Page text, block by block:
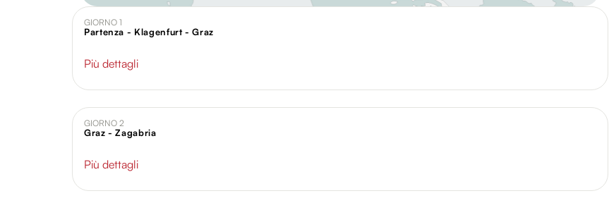
GIORNO 1
Partenza - Klagenfurt - Graz
Più dettagli
GIORNO 2
Graz - Zagabria
Più dettagli